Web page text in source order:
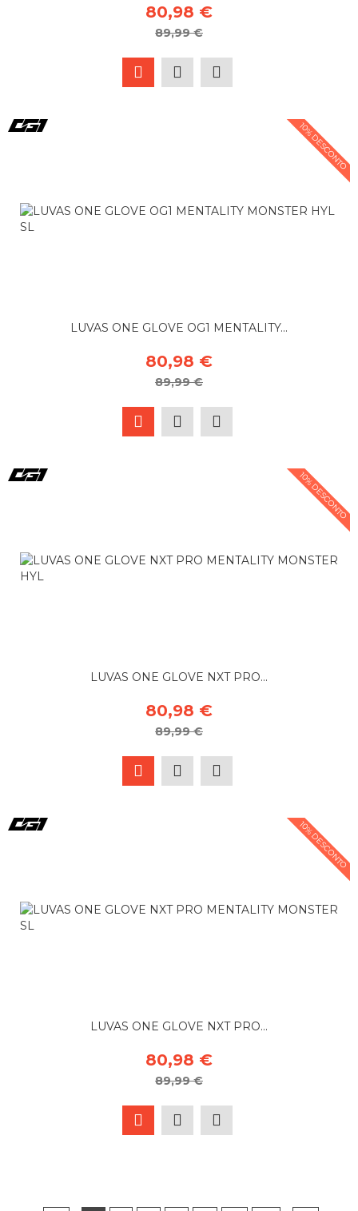
80,98 €
89,99 €
10% DESCONTO
LUVAS ONE GLOVE OG1 MENTALITY...
80,98 €
89,99 €
10% DESCONTO
LUVAS ONE GLOVE NXT PRO...
80,98 €
89,99 €
10% DESCONTO
LUVAS ONE GLOVE NXT PRO...
80,98 €
89,99 €